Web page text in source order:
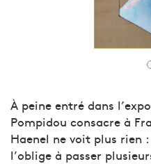
À peine entré dans
Pompidou consacre à
Haenel ne voit plus rien
l’oblige à passer